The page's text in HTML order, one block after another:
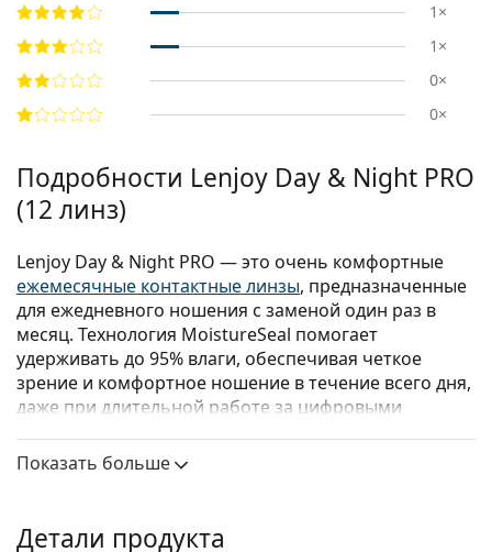
1×
1×
0×
0×
Подробности Lenjoy Day & Night PRO
(12 линз)
Lenjoy Day & Night PRO — это очень комфортные
ежемесячные контактные линзы, предназначенные
для ежедневного ношения с заменой один раз в
месяц. Технология MoistureSeal помогает
удерживать до 95% влаги, обеспечивая четкое
зрение и комфортное ношение в течение всего дня,
даже при длительной работе за цифровыми
Линзы Lenjoy Day & Night PRO также подходят для
консультироваться с офтальмологом о
Показать больше
Детали продукта